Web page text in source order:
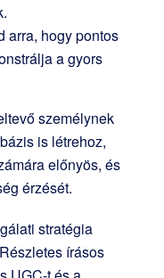
arra, hogy pontos
a gyors
személynek
is létrehoz,
előnyös, és
érzését.
stratégia
írásos